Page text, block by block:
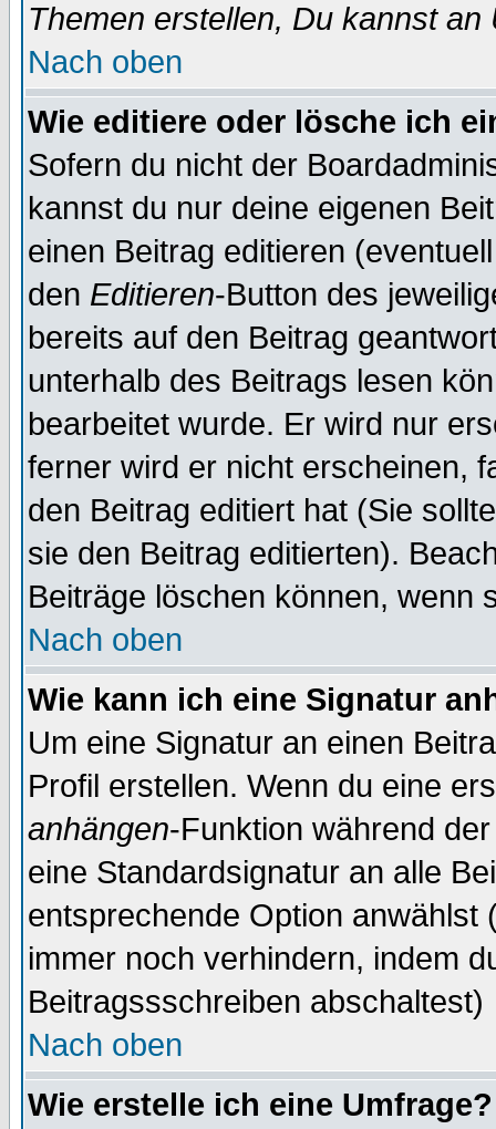
Themen erstellen, Du kannst
Nach oben
Wie editiere oder lösche ich
Sofern du nicht der
kannst du nur deine eigenen
einen Beitrag editieren
den Editieren-Button des
bereits auf den Beitrag
unterhalb des Beitrags lesen
bearbeitet wurde. Er wird nur
ferner wird er nicht erscheinen,
den Beitrag editiert hat (Sie
sie den Beitrag editierten).
Beiträge löschen können, wenn
Nach oben
Wie kann ich eine Signatur
Um eine Signatur an einen
Profil erstellen. Wenn du eine
anhängen-Funktion während
eine Standardsignatur an alle
entsprechende Option anwählst
immer noch verhindern, indem
Beitragssschreiben abschaltest)
Nach oben
Wie erstelle ich eine Umfrage?